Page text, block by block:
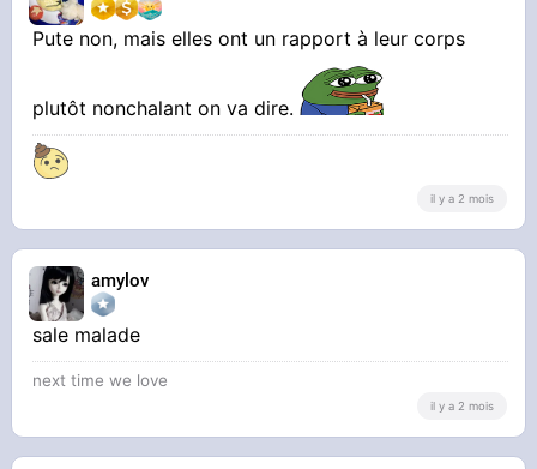
Pute non, mais elles ont un rapport à leur corps
plutôt nonchalant on va dire.
il y a 2 mois
amylov
sale malade
next time we love
il y a 2 mois